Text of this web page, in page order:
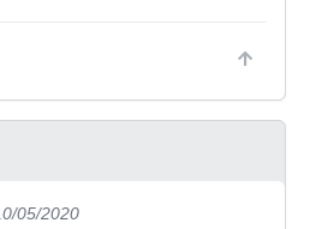
05/2020